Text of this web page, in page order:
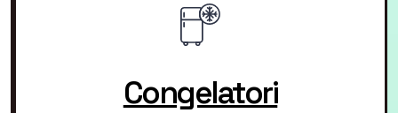
Congelatori